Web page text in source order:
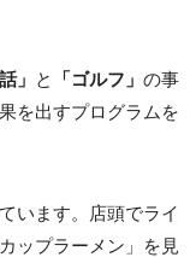
」 と 「ゴルフ」 の事
を出すプログラムを
います。店頭でライ
ップラーメン」を見